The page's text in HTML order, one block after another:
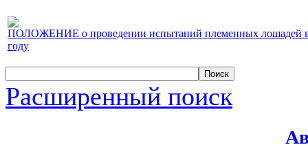
ПОЛОЖЕНИЕ о проведении испытаний племенных лошадей
году
Расширенный поиск